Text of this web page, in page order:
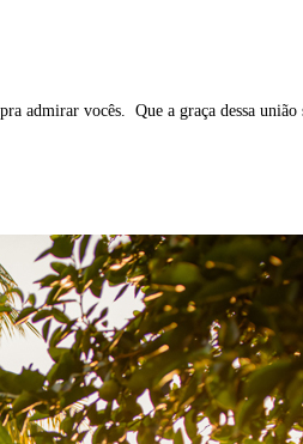
admirar vocês. Que a graça dessa união